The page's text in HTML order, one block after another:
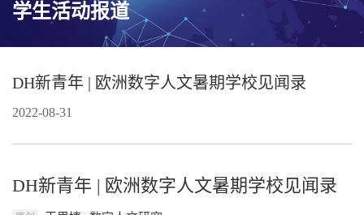
学生活动报道
DH新青年 | 欧洲数字人文暑期学校见闻录
2022-08-31
DH新青年 | 欧洲数字人文暑期学校见闻录